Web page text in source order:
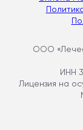
ООО
ИНН
Лицензия на